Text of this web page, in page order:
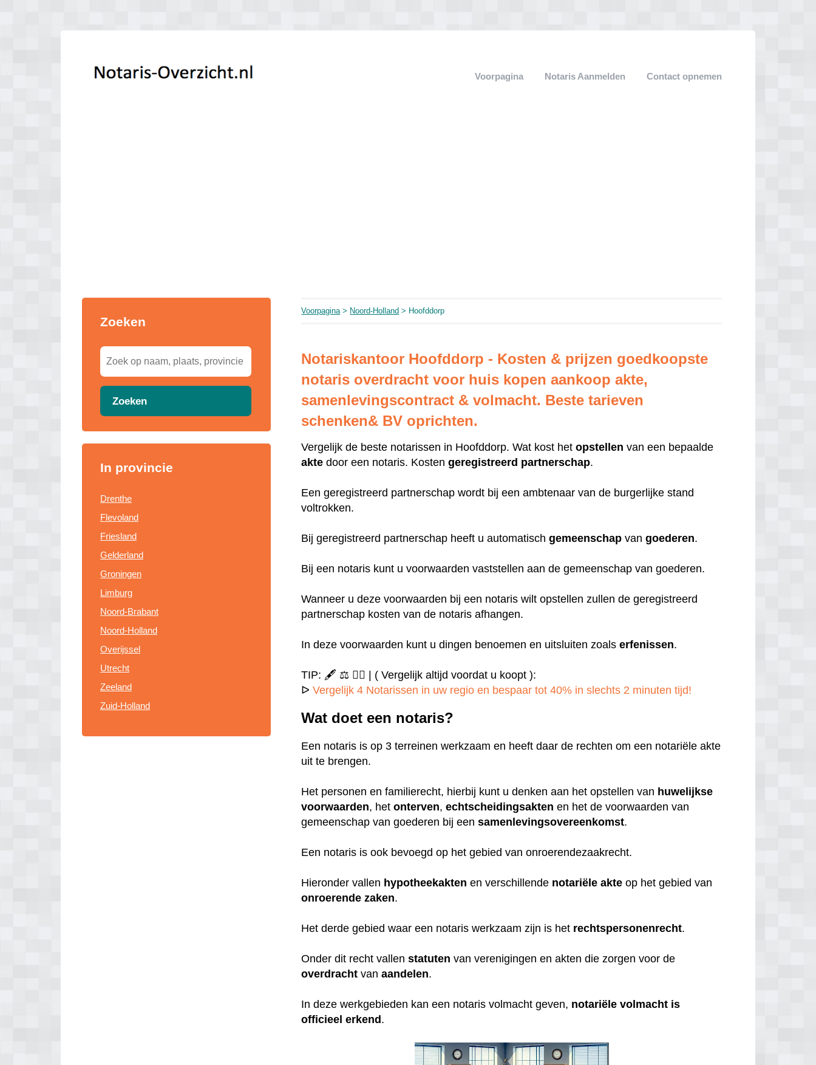
Voorpagina Notaris Aanmelden Contact opnemen
Zoeken
Zoeken
In provincie
Drenthe
Flevoland
Friesland
Gelderland
Groningen
Limburg
Noord-Brabant
Noord-Holland
Overijssel
Utrecht
Zeeland
Zuid-Holland
Voorpagina> Noord-Holland > Hoofddorp
Notariskantoor Hoofddorp - Kosten & prijzen goedkoopste
notaris overdracht voor huis kopen aankoop akte,
samenlevingscontract & volmacht. Beste tarieven
schenken& BV oprichten.
Vergelijk de beste notarissen in Hoofddorp. Wat kost hetopstellen van een bepaalde
akte door een notaris. Kostengeregistreerd partnerschap.
Een geregistreerd partnerschap wordt bij een ambtenaar van de burgerlijke stand
voltrokken.
Bij geregistreerd partnerschap heeft u automatischgemeenschap vangoederen.
Bij een notaris kunt u voorwaarden vaststellen aan de gemeenschap van goederen.
Wanneer u deze voorwaarden bij een notaris wilt opstellen zullen de geregistreerd
partnerschap kosten van de notaris afhangen.
In deze voorwaarden kunt u dingen benoemen en uitsluiten zoalserfenissen.
TIP: 🖋️ ⚖️ ✍🏻 | ( Vergelijk altijd voordat u koopt ):
ᐅVergelijk 4 Notarissen in uw regio en bespaar tot 40% in slechts 2 minuten tijd!
Wat doet een notaris?
Een notaris is op 3 terreinen werkzaam en heeft daar de rechten om een notariële akte
uit te brengen.
Het personen en familierecht, hierbij kunt u denken aan het opstellen van huwelijkse
voorwaarden, hetonterven,echtscheidingsakten en het de voorwaarden van
gemeenschap van goederen bij eensamenlevingsovereenkomst.
Een notaris is ook bevoegd op het gebied van onroerendezaakrecht.
Hieronder vallen hypotheekakten en verschillende notariële akte op het gebied van
onroerende zaken.
Het derde gebied waar een notaris werkzaam zijn is het rechtspersonenrecht.
Onder dit recht vallenstatuten van verenigingen en akten die zorgen voor de
overdracht vanaandelen.
In deze werkgebieden kan een notaris volmacht geven, notariële volmacht is
officieel erkend .